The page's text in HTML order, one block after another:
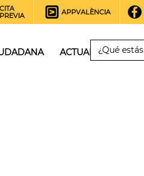
CITA
PREVIA
APPVALÈNCIA
ACTUALIDAD